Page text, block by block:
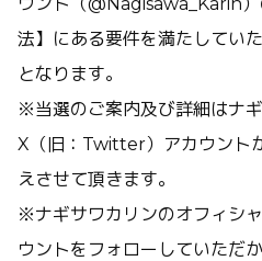
法】にある要件を満たしてい
となります。
※当選のご案内及び詳細はナ
X（旧：Twitter）アカウント
えさせて頂きます。
※ナギサワカリンのオフィシ
ウントをフォローしていただ